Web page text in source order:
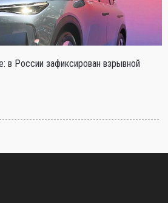
в России зафиксирован взрывной